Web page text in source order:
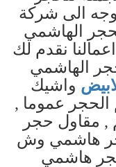
الى شركة
الهاشمي
نقدم لك
الهاشمي
واشيك
الحجر عموما ,
مقاول حجر
هاشمي وش
هاشمي